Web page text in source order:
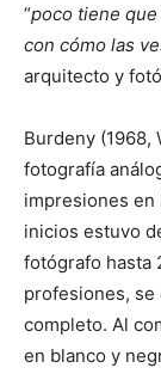
“poco tiene que
con cómo las
arquitecto y
Burdeny (1968,
fotografía
impresiones en
inicios estuvo
fotógrafo hasta
profesiones, se
completo. Al
en blanco y